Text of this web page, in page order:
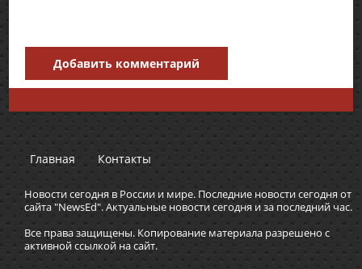
Добавить комментарий
Главная Контакты
Новости сегодня в России и мире. Последние новости сегодня от
сайта "NewsEd". Актуальные новости сегодня и за последний час.
Все права защищены. Копирование материала разрешено с
активной ссылкой на сайт.